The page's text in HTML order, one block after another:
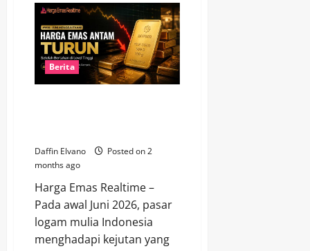
Emas
Belum
Meredup,
Harga
Terbaru
6
Juni
2026
Jadi
Berita
Daffin Elvano
Posted on 2
months ago
Harga Emas Realtime –
Pada awal Juni 2026, pasar
logam mulia Indonesia
menghadapi kejutan yang